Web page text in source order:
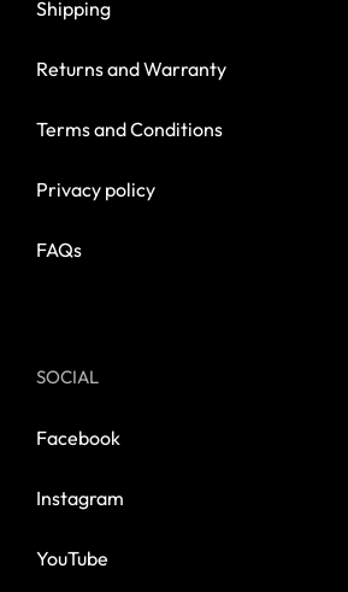
Shipping
Returns and Warranty
Terms and Conditions
Privacy policy
FAQs
SOCIAL
Facebook
Instagram
YouTube